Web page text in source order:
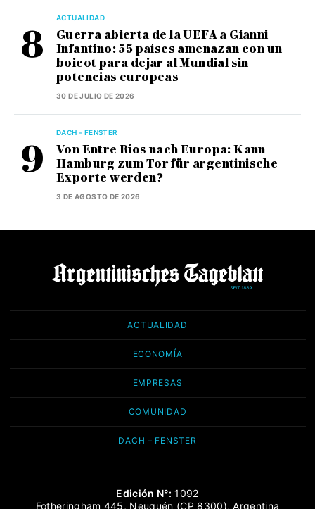
ACTUALIDAD
Guerra abierta de la UEFA a Gianni
Infantino: 55 países amenazan con un
boicot para dejar al Mundial sin
potencias europeas
30 DE JULIO DE 2026
DACH - FENSTER
Von Entre Ríos nach Europa: Kann
Hamburg zum Tor für argentinische
Exporte werden?
3 DE AGOSTO DE 2026
ACTUALIDAD
ECONOMÍA
EMPRESAS
COMUNIDAD
DACH – FENSTER
Edición N°: 1092
Fotheringham 445, Neuquén (CP 8300), Argentina